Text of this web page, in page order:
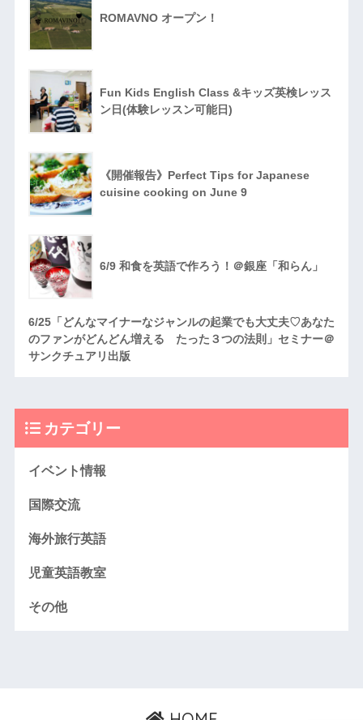
ROMAVNO オープン！
Fun Kids English Class &キッズ英検レッス
ン日(体験レッスン可能日)
《開催報告》Perfect Tips for Japanese
cuisine cooking on June 9
6/9 和食を英語で作ろう！＠銀座「和らん」
6/25「どんなマイナーなジャンルの起業でも大丈夫♡あなた
のファンがどんどん増える たった３つの法則」セミナー＠
サンクチュアリ出版
カテゴリー
イベント情報
国際交流
海外旅行英語
児童英語教室
その他